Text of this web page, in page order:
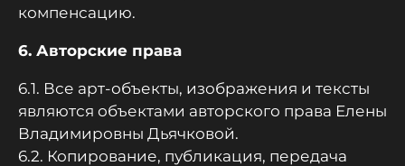
компенсацию.
6. Авторские права
6.1. Все арт-объекты, изображения и тексты
являются объектами авторского права Елены
Владимировны Дьячковой.
6.2. Копирование, публикация, передача